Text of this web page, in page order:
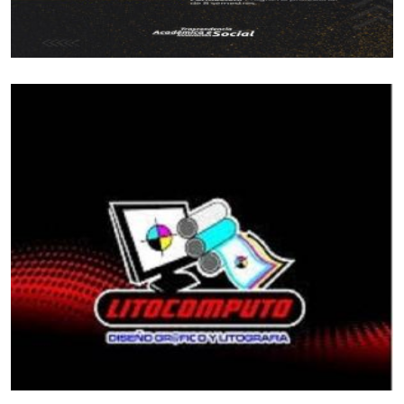
Idermeta señaló, que ya está listo en un el 75%.de
los cuales el 50% ,sean firmado para muchos
municipios del Meta.
*Cuenta# 5*
mostrar ante los señores diputados; pero
garantizó que existen los soportes y pueden ser
consultados en la página del Instituto.
*Cuenta # 6 *
Argumentó Barbosa Rozo, que no hay indicadores
que hable de bienestar y salud, que tipo de
población está recibiendo esa atención. Tan raro
si existe la Subdirección de Medicina Deportiva,